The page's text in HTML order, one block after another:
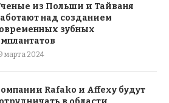
из Польши и Тайваня
над созданием
зубных
марта 2024
Rafako и Affexy будут